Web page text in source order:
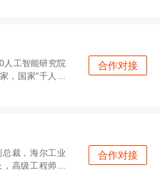
人工智能研究院
，国家"千人计
合作对接
裁，海尔工业
高级工程师，
合作对接